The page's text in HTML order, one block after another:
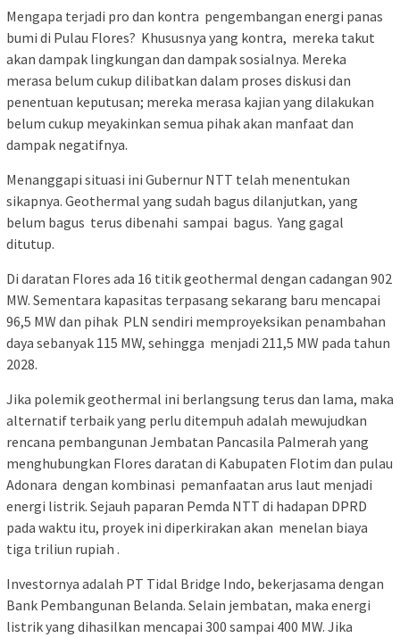
Mengapa terjadi pro dan kontra pengembangan energi panas
bumi di Pulau Flores? Khususnya yang kontra, mereka takut
akan dampak lingkungan dan dampak sosialnya. Mereka
merasa belum cukup dilibatkan dalam proses diskusi dan
penentuan keputusan; mereka merasa kajian yang dilakukan
belum cukup meyakinkan semua pihak akan manfaat dan
dampak negatifnya.
Menanggapi situasi ini Gubernur NTT telah menentukan
sikapnya. Geothermal yang sudah bagus dilanjutkan, yang
belum bagus terus dibenahi sampai bagus. Yang gagal
ditutup.
Di daratan Flores ada 16 titik geothermal dengan cadangan 902
MW. Sementara kapasitas terpasang sekarang baru mencapai
96,5 MW dan pihak PLN sendiri memproyeksikan penambahan
daya sebanyak 115 MW, sehingga menjadi 211,5 MW pada tahun
2028.
Jika polemik geothermal ini berlangsung terus dan lama, maka
alternatif terbaik yang perlu ditempuh adalah mewujudkan
rencana pembangunan Jembatan Pancasila Palmerah yang
menghubungkan Flores daratan di Kabupaten Flotim dan pulau
Adonara dengan kombinasi pemanfaatan arus laut menjadi
energi listrik. Sejauh paparan Pemda NTT di hadapan DPRD
pada waktu itu, proyek ini diperkirakan akan menelan biaya
tiga triliun rupiah .
Investornya adalah PT Tidal Bridge Indo, bekerjasama dengan
Bank Pembangunan Belanda. Selain jembatan, maka energi
listrik yang dihasilkan mencapai 300 sampai 400 MW. Jika